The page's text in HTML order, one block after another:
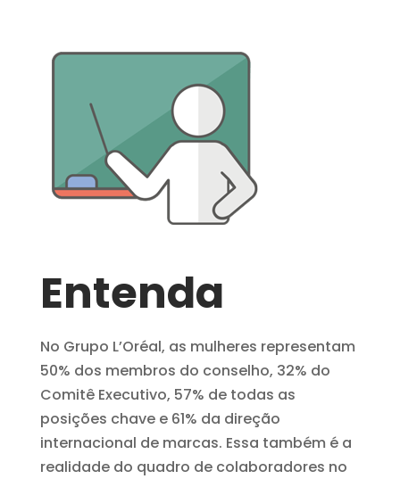
Entenda
No Grupo L’Oréal, as mulheres representam
50% dos membros do conselho, 32% do
Comitê Executivo, 57% de todas as
posições chave e 61% da direção
internacional de marcas. Essa também é a
realidade do quadro de colaboradores no